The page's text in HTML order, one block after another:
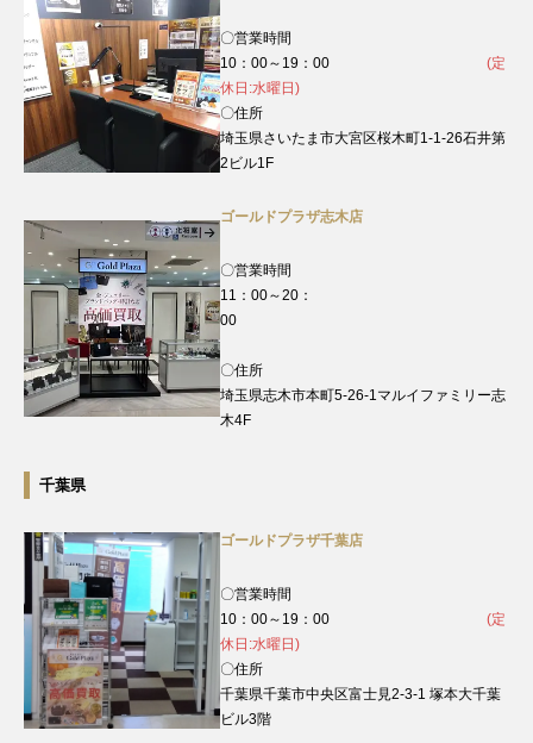
〇営業時間
10：00～19：00 (定
休日:水曜日)
〇住所
埼玉県さいたま市大宮区桜木町1-1-26石井第
2ビル1F
ゴールドプラザ志木店
〇営業時間
11：00～20：
00
〇住所
埼玉県志木市本町5-26-1マルイファミリー志
木4F
千葉県
ゴールドプラザ千葉店
〇営業時間
10：00～19：00 (定
休日:水曜日)
〇住所
千葉県千葉市中央区富士見2-3-1 塚本大千葉
ビル3階